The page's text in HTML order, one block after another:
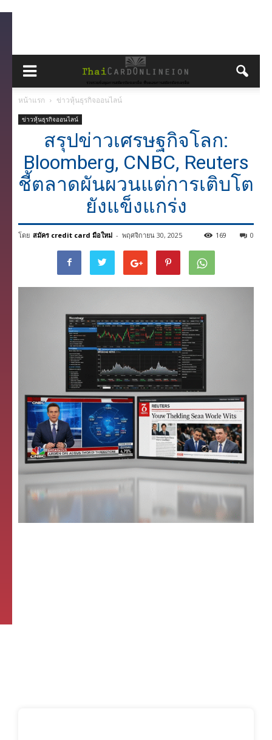
หน้าแรก ข่าวหุ้นธุรกิจออนไลน์
ข่าวหุ้นธุรกิจออนไลน์
สรุปข่าวเศรษฐกิจโลก:
Bloomberg, CNBC, Reuters
ชี้ตลาดผันผวนแต่การเติบโต
ยังแข็งแกร่ง
โดย สมัคร credit card มือใหม่ - พฤศจิกายน 30, 2025 0
169